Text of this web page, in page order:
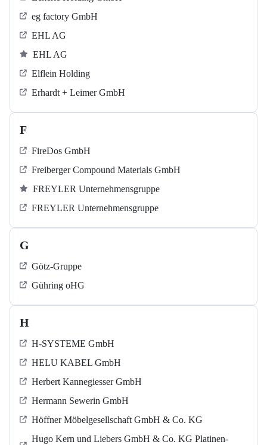
eg factory GmbH
EHL AG
EHL AG
Elflein Holding
Erhardt + Leimer GmbH
F
FireDos GmbH
Freiberger Compound Materials GmbH
FREYLER Unternehmensgruppe
FREYLER Unternehmensgruppe
G
Götz-Gruppe
Gühring oHG
H
H-SYSTEME GmbH
HELU KABEL GmbH
Herbert Kannegiesser GmbH
Hermann Sewerin GmbH
Höffner Möbelgesellschaft GmbH & Co. KG
Hugo Kern und Liebers GmbH & Co. KG Platinen-